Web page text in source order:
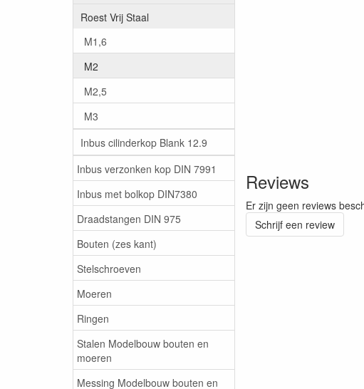
Roest Vrij Staal
M1,6
M2
M2,5
M3
Inbus cilinderkop Blank 12.9
Inbus verzonken kop DIN 7991
Inbus met bolkop DIN7380
Draadstangen DIN 975
Bouten (zes kant)
Stelschroeven
Moeren
Ringen
Stalen Modelbouw bouten en
moeren
Messing Modelbouw bouten en
Reviews
Er zijn geen reviews
Schrijf een review